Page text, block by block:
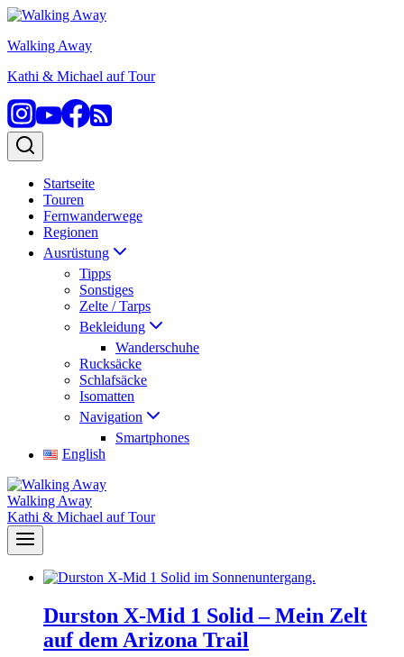
Zum
springen
Walking Away
Kathi & Michael auf Tour
Startseite
Touren
Fernwanderwege
Regionen
Ausrüstung
Tipps
Sonstiges
Zelte / Tarps
Bekleidung
Wanderschuhe
Rucksäcke
Schlafsäcke
Isomatten
Navigation
Smartphones
English
Walking Away
Kathi & Michael auf Tour
Durston X-Mid 1 Solid – Mein Zelt
auf dem Arizona Trail